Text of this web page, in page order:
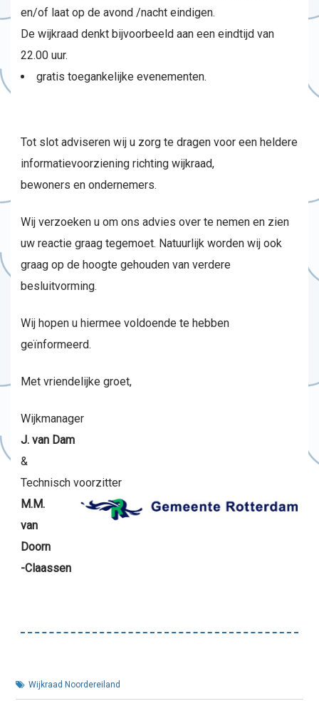
en/of laat op de avond /nacht eindigen.
De wijkraad denkt bijvoorbeeld aan een eindtijd van
22.00 uur.
gratis toegankelijke evenementen.
Tot slot adviseren wij u zorg te dragen voor een heldere
informatievoorziening richting wijkraad,
bewoners en ondernemers.
Wij verzoeken u om ons advies over te nemen en zien
uw reactie graag tegemoet. Natuurlijk worden wij ook
graag op de hoogte gehouden van verdere
besluitvorming.
Wij hopen u hiermee voldoende te hebben
geïnformeerd.
Met vriendelijke groet,
Wijkmanager
J. van Dam
&
Technisch voorzitter
M.M.
van
Doorn
-Claassen
Wijkraad Noordereiland